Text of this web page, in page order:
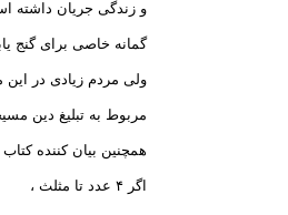
و زندگی جریان داشته
گمانه خاصی برای گنج
ولی مردم زیادی در این
مربوط به تبلیغ دین
همچنین بیان کننده
اگر ۴ عدد تا مثلث ،